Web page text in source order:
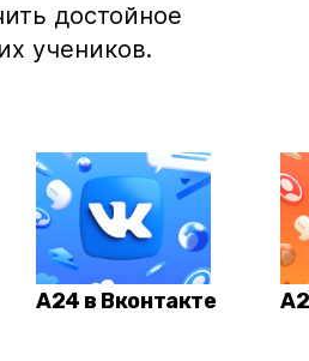
достойное
учеников.
А24 в Вконтакте